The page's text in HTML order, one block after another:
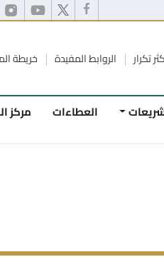
الروابط المفيدة خريطة الموقع
العطاءات مركز المعلومات